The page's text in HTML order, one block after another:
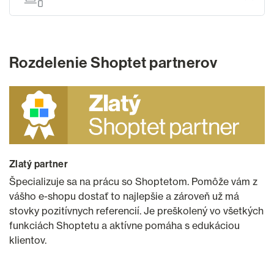
Rozdelenie Shoptet partnerov
Zlatý partner
Špecializuje sa na prácu so Shoptetom. Pomôže vám z
vášho e-shopu dostať to najlepšie a zároveň už má
stovky pozitívnych referencií. Je preškolený vo všetkých
funkciách Shoptetu a aktívne pomáha s edukáciou
klientov.